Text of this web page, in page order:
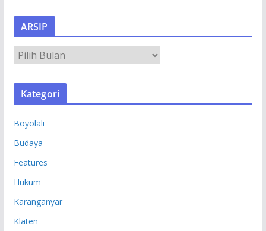
ARSIP
R
S
Kategori
Boyolali
Budaya
Features
Hukum
Karanganyar
Klaten